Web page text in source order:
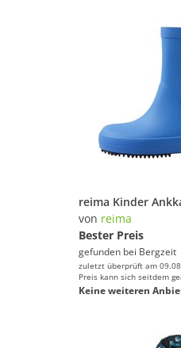
von reima
Bester Preis
gefunden bei Bergzeit
zuletzt überprüft am
Preis kann sich seitdem
Keine weiteren